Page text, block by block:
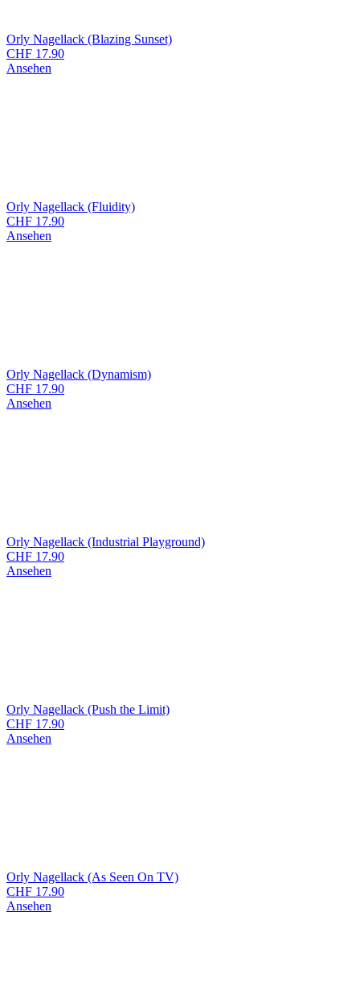
Orly Nagellack (Blazing Sunset)
CHF 17.90
Ansehen
Orly Nagellack (Fluidity)
CHF 17.90
Ansehen
Orly Nagellack (Dynamism)
CHF 17.90
Ansehen
Orly Nagellack (Industrial Playground)
CHF 17.90
Ansehen
Orly Nagellack (Push the Limit)
CHF 17.90
Ansehen
Orly Nagellack (As Seen On TV)
CHF 17.90
Ansehen